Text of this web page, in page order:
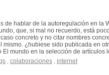
de hablar de la autoregulación en la
que, si mal no recuerdo, está
concreto y no citar nombres
mismo. ¿hubiese sido publicada en
mundo en la selección de artículos
, colaboraciones , internet